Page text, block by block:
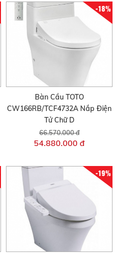
-18%
Bàn Cầu TOTO
CW166RB/TCF4732A Nắp Điện
Tử Chữ D
66.570.000 đ
54.880.000 đ
-19%